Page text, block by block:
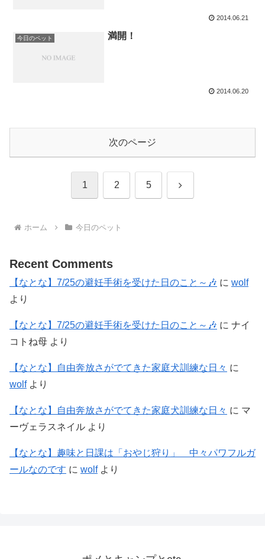
2014.06.21
今日のペット 満開！
2014.06.20
次のページ
1 2 5 次
ホーム 今日のペット
Recent Comments
【なとな】7/25の避妊手術を受けた日のこと～🎶 に wolf
より
【なとな】7/25の避妊手術を受けた日のこと～🎶 に ナイ
コトね母 より
【なとな】自由奔放さがでてきた家庭犬訓練な日々 に
wolfより
【なとな】自由奔放さがでてきた家庭犬訓練な日々 に マ
ーヴェラスネイル より
【なとな】趣味と日課は「おやじ狩り」 中々パワフルガ
ールなのです に wolfより